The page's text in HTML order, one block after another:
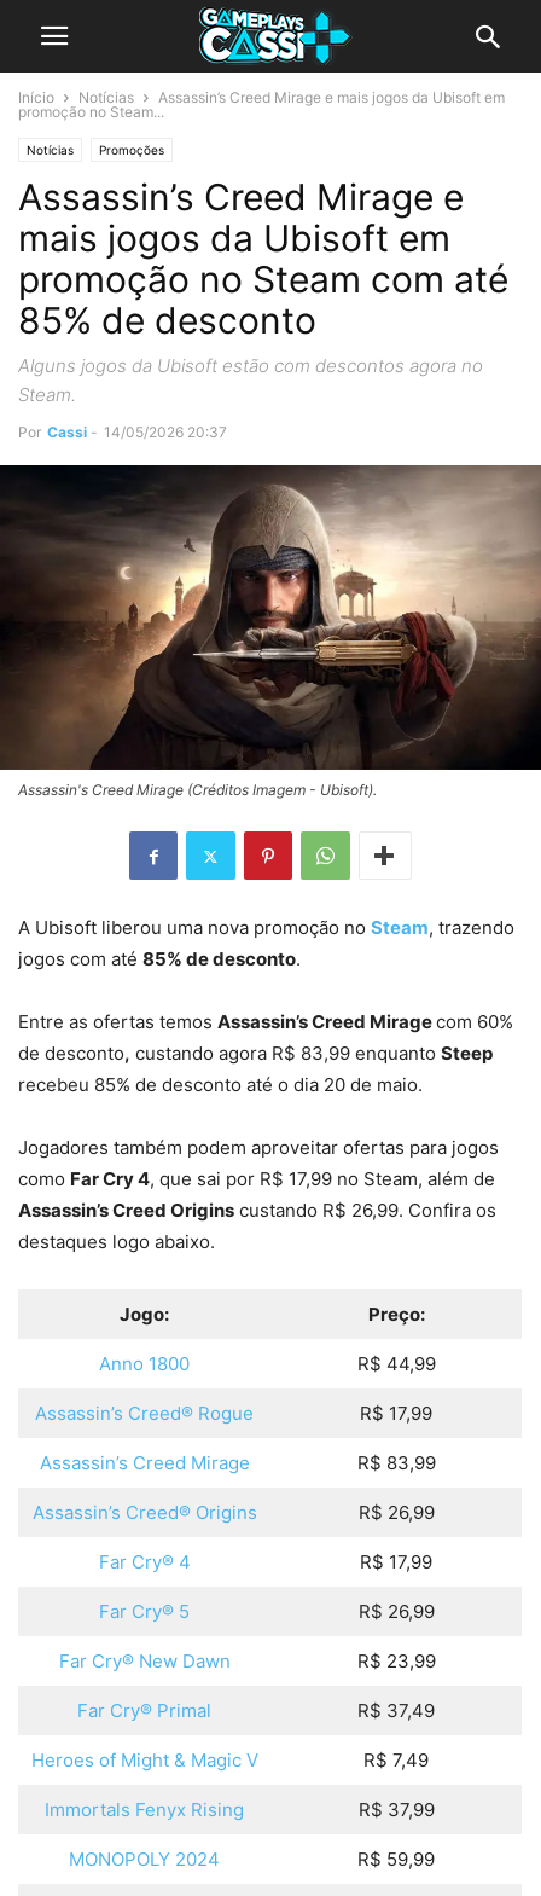
Início Notícias
Assassin’s Creed Mirage e mais jogos da Ubisoft em
promoção no Steam...
Notícias Promoções
Assassin’s Creed Mirage e
mais jogos da Ubisoft em
promoção no Steam com até
85% de desconto
Alguns jogos da Ubisoft estão com descontos agora no
Steam.
Por Cassi - 14/05/2026 20:37
Assassin's Creed Mirage (Créditos Imagem - Ubisoft).
A Ubisoft liberou uma nova promoção no Steam, trazendo
jogos com até 85% de desconto.
Entre as ofertas temos Assassin’s Creed Miragecom 60%
de desconto, custando agora R$ 83,99 enquanto Steep
recebeu 85% de desconto até o dia 20 de maio.
Jogadores também podem aproveitar ofertas para jogos
como Far Cry 4, que sai por R$ 17,99 no Steam, além de
Assassin’s Creed Origins custando R$ 26,99. Confira os
destaques logo abaixo.
Jogo: Preço:
Anno 1800 R$ 44,99
Assassin’s Creed® Rogue R$ 17,99
Assassin’s Creed Mirage R$ 83,99
Assassin’s Creed® Origins R$ 26,99
Far Cry® 4 R$ 17,99
Far Cry® 5 R$ 26,99
Far Cry® New Dawn R$ 23,99
Far Cry® Primal R$ 37,49
Heroes of Might & Magic V R$ 7,49
Immortals Fenyx Rising R$ 37,99
MONOPOLY 2024 R$ 59,99